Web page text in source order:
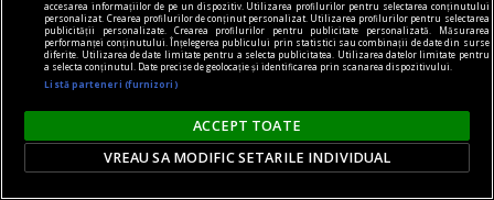
autonom nu s-ar fi produs o singură dată.
accesarea informațiilor de pe un dispozitiv. Utilizarea profilurilor pentru selectarea conținutului
personalizat. Crearea profilurilor de conținut personalizat. Utilizarea profilurilor pentru selectarea
publicității personalizate. Crearea profilurilor pentru publicitate personalizată. Măsurarea
performanței conținutului. Înțelegerea publicului prin statistici sau combinații de date din surse
diferite. Utilizarea de date limitate pentru a selecta publicitatea. Utilizarea datelor limitate pentru
a selecta conținutul. Date precise de geolocație și identificarea prin scanarea dispozitivului.
Listă parteneri (furnizori)
ACCEPT TOATE
VREAU SA MODIFIC SETARILE INDIVIDUAL